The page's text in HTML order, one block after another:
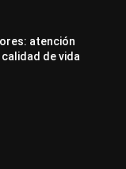
atención
de vida